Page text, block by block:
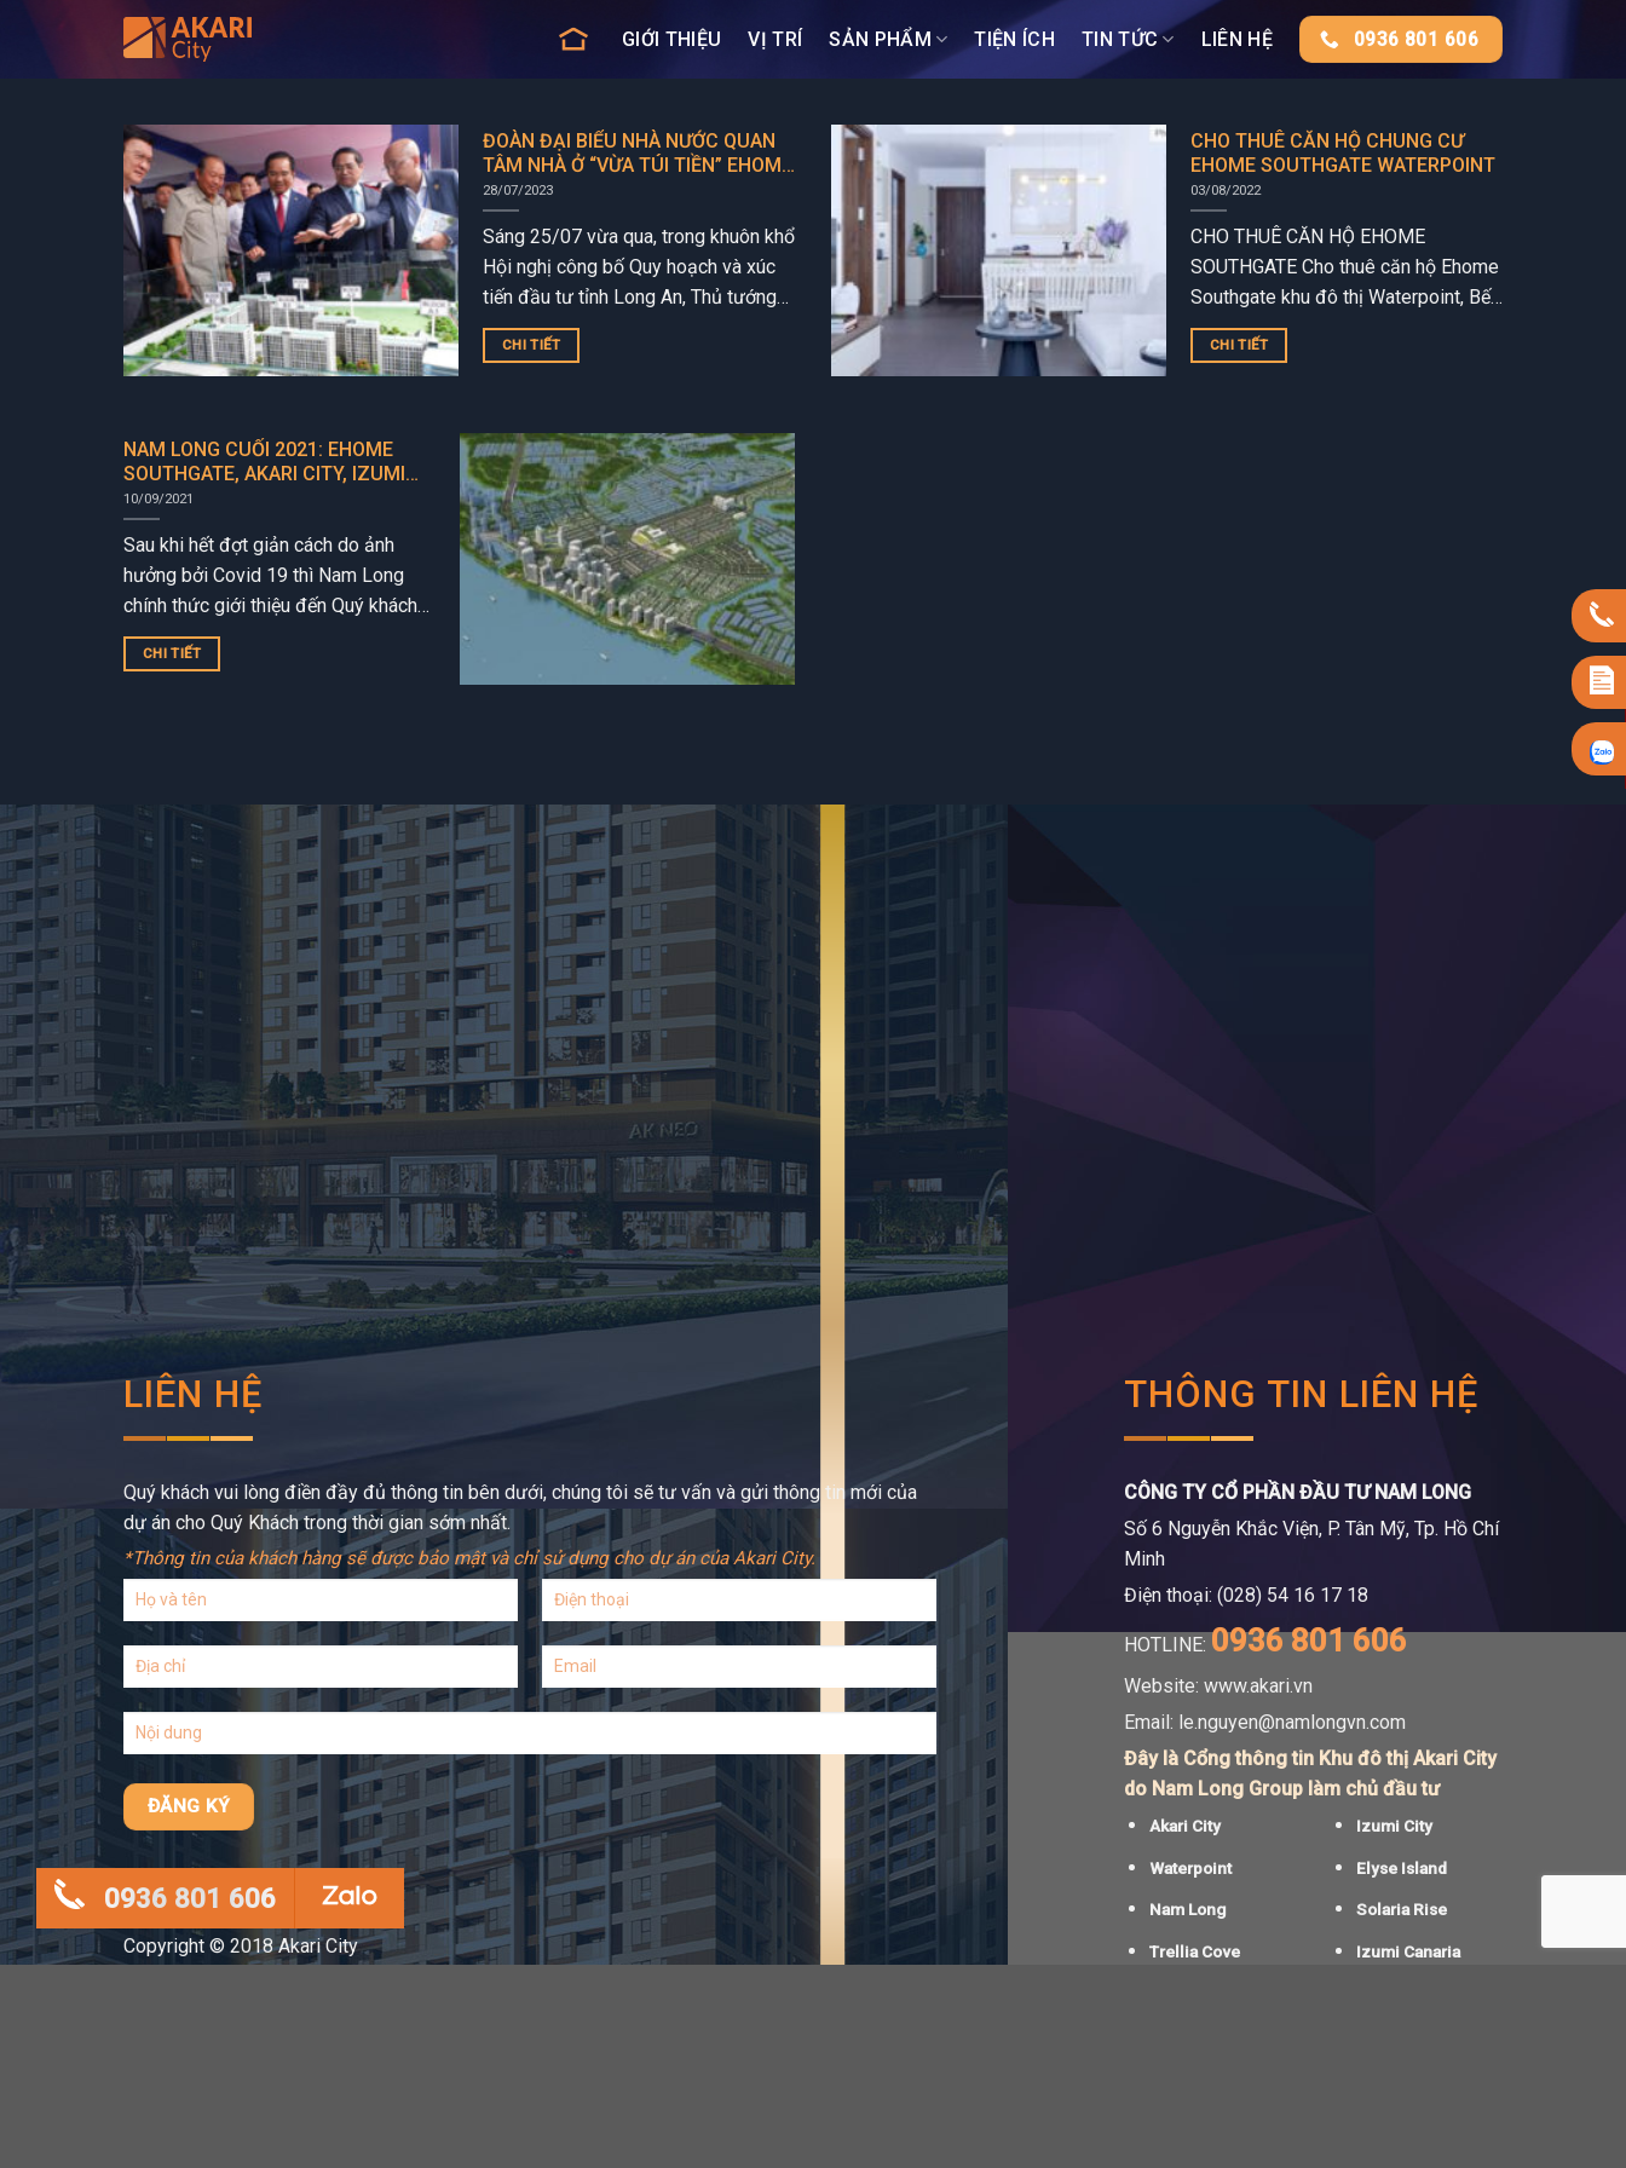
GIỚI THIỆU VỊ TRÍ SẢN PHẨM TIỆN ÍCH TIN TỨC LIÊN HỆ 0936 801 606
ĐOÀN ĐẠI BIỂU NHÀ NƯỚC QUAN
TÂM NHÀ Ở “VỪA TÚI TIỀN” EHOME
NAM LONG
28/07/2023
Sáng 25/07 vừa qua, trong khuôn khổ
Hội nghị công bố Quy hoạch và xúc
tiến đầu tư tỉnh Long An, Thủ tướng
Phạm Minh Chính cùng các lãnh
đạo...
CHI TIẾT
CHO THUÊ CĂN HỘ CHUNG CƯ
EHOME SOUTHGATE WATERPOINT
03/08/2022
CHO THUÊ CĂN HỘ EHOME
SOUTHGATE Cho thuê căn hộ Ehome
Southgate khu đô thị Waterpoint, Bến
Lức, Long An trực tiếp từ phòng kinh
doanh chủ đầu tư Nam...
CHI TIẾT
NAM LONG CUỐI 2021: EHOME
SOUTHGATE, AKARI CITY, IZUMI
CITY
10/09/2021
Sau khi hết đợt giản cách do ảnh
hưởng bởi Covid 19 thì Nam Long
chính thức giới thiệu đến Quý khách
hàng các dự án Ehome Southgate,
Izumi City,...
CHI TIẾT
THÔNG TIN LIÊN HỆ
CÔNG TY CỔ PHẦN ĐẦU TƯ NAM LONG
Số 6 Nguyễn Khắc Viện, P. Tân Mỹ, Tp. Hồ Chí
Minh
Điện thoại: (028) 54 16 17 18
HOTLINE: 0936 801 606
Website: www.akari.vn
Email: le.nguyen@namlongvn.com
Đây là Cổng thông tin Khu đô thị Akari City
do Nam Long Group làm chủ đầu tư
Akari City
Waterpoint
Nam Long
Trellia Cove
Izumi City
Elyse Island
Solaria Rise
Izumi Canaria
LIÊN HỆ
Quý khách vui lòng điền đầy đủ thông tin bên dưới, chúng tôi sẽ tư vấn và gửi thông tin mới của
dự án cho Quý Khách trong thời gian sớm nhất.
*Thông tin của khách hàng sẽ được bảo mật và chỉ sử dụng cho dự án của Akari City.
Copyright © 2018 Akari City
0936 801 606